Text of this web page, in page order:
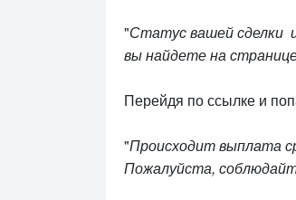
"Статус вашей сделки
вы найдете на
Перейдя по ссылке и
"Происходит выплата
Пожалуйста,